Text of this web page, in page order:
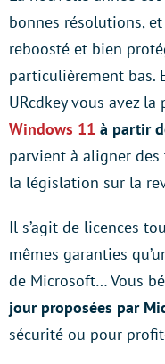
bonnes résolutions,
reboosté et bien
particulièrement bas.
URcdkey vous avez
Windows 11 à partir
parvient à aligner
la législation sur la
Il s’agit de licences
mêmes garanties
de Microsoft… Vous
jour proposées par
sécurité ou pour